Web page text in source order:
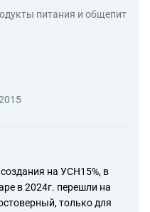
питания и общепит
на УСН15%, в
в 2024г. перешли на
только для